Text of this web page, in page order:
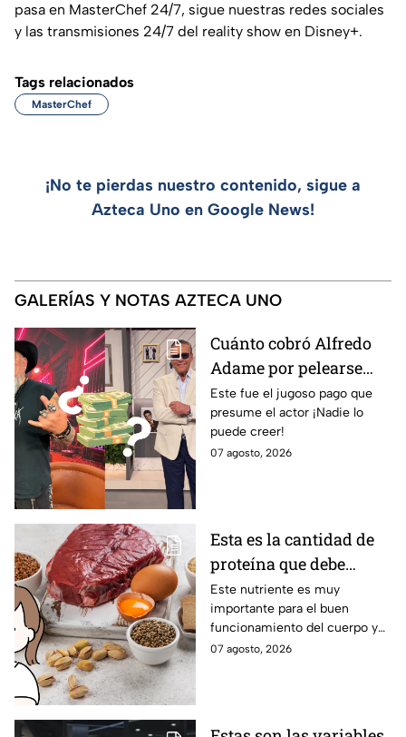
pasa en MasterChef 24/7, sigue nuestras redes sociales
y las transmisiones 24/7 del reality show en Disney+.
Tags relacionados
MasterChef
¡No te pierdas nuestro contenido, sigue a
Azteca Uno en Google News!
GALERÍAS Y NOTAS AZTECA UNO
Cuánto cobró Alfredo
Adame por pelearse
con Carlos Trejo en
Ring Royale
Este fue el jugoso pago que
presume el actor ¡Nadie lo
puede creer!
07 agosto, 2026
Esta es la cantidad de
proteína que debe
consumir una mujer
mayor de 50 para
mantener el músculo
Este nutriente es muy
importante para el buen
funcionamiento del cuerpo y
se deben ingerir de manera
07 agosto, 2026